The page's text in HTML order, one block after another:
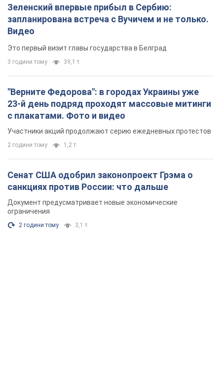
Зеленский впервые прибыл в Сербию:
запланирована встреча с Вучичем и не только.
Видео
Это первый визит главы государства в Белград
3 години тому 39,1 т.
"Верните Федорова": в городах Украины уже
23-й день подряд проходят массовые митинги
с плакатами. Фото и видео
Участники акций продолжают серию ежедневных протестов
2 години тому 1,2 т.
Сенат США одобрил законопроект Грэма о
санкциях против России: что дальше
Документ предусматривает новые экономические
ограничения
2 години тому 3,1 т.